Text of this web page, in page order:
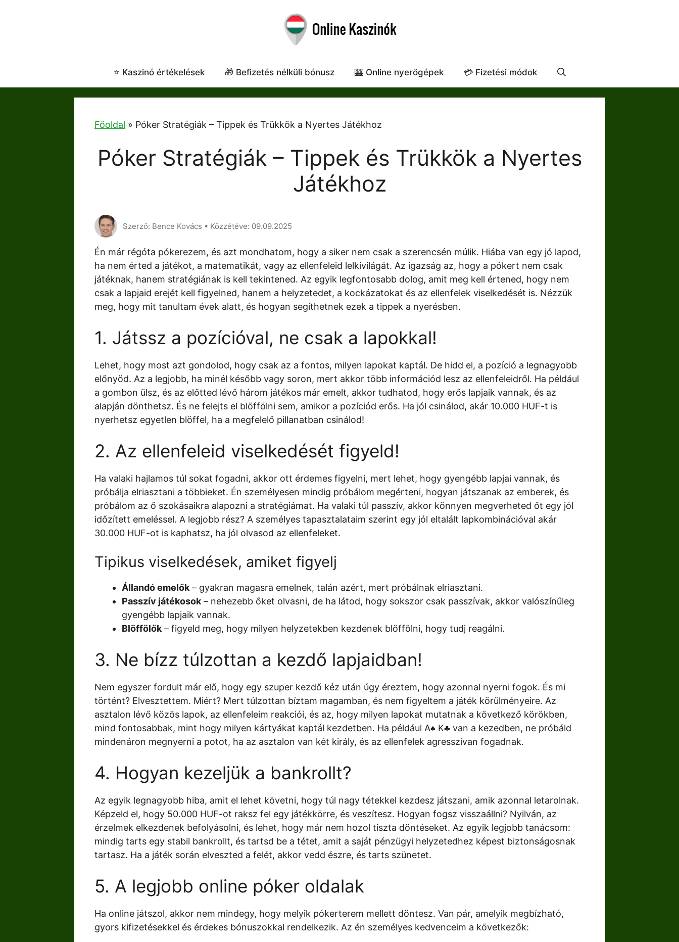
⭐ Kaszinó értékelések 🎁 Befizetés nélküli bónusz 🎰 Online nyerőgépek 💳 Fizetési módok
Főoldal » Póker Stratégiák – Tippek és Trükkök a Nyertes Játékhoz
Póker Stratégiák – Tippek és Trükkök a Nyertes
Játékhoz
Szerző: Bence Kovács • Közzétéve: 09.09.2025
Én már régóta pókerezem, és azt mondhatom, hogy a siker nem csak a szerencsén múlik. Hiába van egy jó lapod,
ha nem érted a játékot, a matematikát, vagy az ellenfeleid lelkivilágát. Az igazság az, hogy a pókert nem csak
játéknak, hanem stratégiának is kell tekintened. Az egyik legfontosabb dolog, amit meg kell értened, hogy nem
csak a lapjaid erejét kell figyelned, hanem a helyzetedet, a kockázatokat és az ellenfelek viselkedését is. Nézzük
meg, hogy mit tanultam évek alatt, és hogyan segíthetnek ezek a tippek a nyerésben.
1. Játssz a pozícióval, ne csak a lapokkal!
Lehet, hogy most azt gondolod, hogy csak az a fontos, milyen lapokat kaptál. De hidd el, a pozíció a legnagyobb
előnyöd. Az a legjobb, ha minél később vagy soron, mert akkor több információd lesz az ellenfeleidről. Ha például
a gombon ülsz, és az előtted lévő három játékos már emelt, akkor tudhatod, hogy erős lapjaik vannak, és az
alapján dönthetsz. És ne felejts el blöffölni sem, amikor a pozíciód erős. Ha jól csinálod, akár 10.000 HUF-t is
nyerhetsz egyetlen blöffel, ha a megfelelő pillanatban csinálod!
2. Az ellenfeleid viselkedését figyeld!
Ha valaki hajlamos túl sokat fogadni, akkor ott érdemes figyelni, mert lehet, hogy gyengébb lapjai vannak, és
próbálja elriasztani a többieket. Én személyesen mindig próbálom megérteni, hogyan játszanak az emberek, és
próbálom az ő szokásaikra alapozni a stratégiámat. Ha valaki túl passzív, akkor könnyen megverheted őt egy jól
időzített emeléssel. A legjobb rész? A személyes tapasztalataim szerint egy jól eltalált lapkombinációval akár
30.000 HUF-ot is kaphatsz, ha jól olvasod az ellenfeleket.
Tipikus viselkedések, amiket figyelj
Állandó emelők – gyakran magasra emelnek, talán azért, mert próbálnak elriasztani.
Passzív játékosok – nehezebb őket olvasni, de ha látod, hogy sokszor csak passzívak, akkor valószínűleg
gyengébb lapjaik vannak.
Blöffölők – figyeld meg, hogy milyen helyzetekben kezdenek blöffölni, hogy tudj reagálni.
3. Ne bízz túlzottan a kezdő lapjaidban!
Nem egyszer fordult már elő, hogy egy szuper kezdő kéz után úgy éreztem, hogy azonnal nyerni fogok. És mi
történt? Elvesztettem. Miért? Mert túlzottan bíztam magamban, és nem figyeltem a játék körülményeire. Az
asztalon lévő közös lapok, az ellenfeleim reakciói, és az, hogy milyen lapokat mutatnak a következő körökben,
mind fontosabbak, mint hogy milyen kártyákat kaptál kezdetben. Ha például A♠ K♣ van a kezedben, ne próbáld
mindenáron megnyerni a potot, ha az asztalon van két király, és az ellenfelek agresszívan fogadnak.
4. Hogyan kezeljük a bankrollt?
Az egyik legnagyobb hiba, amit el lehet követni, hogy túl nagy tétekkel kezdesz játszani, amik azonnal letarolnak.
Képzeld el, hogy 50.000 HUF-ot raksz fel egy játékkörre, és veszítesz. Hogyan fogsz visszaállni? Nyilván, az
érzelmek elkezdenek befolyásolni, és lehet, hogy már nem hozol tiszta döntéseket. Az egyik legjobb tanácsom:
mindig tarts egy stabil bankrollt, és tartsd be a tétet, amit a saját pénzügyi helyzetedhez képest biztonságosnak
tartasz. Ha a játék során elveszted a felét, akkor vedd észre, és tarts szünetet.
5. A legjobb online póker oldalak
Ha online játszol, akkor nem mindegy, hogy melyik pókerterem mellett döntesz. Van pár, amelyik megbízható,
gyors kifizetésekkel és érdekes bónuszokkal rendelkezik. Az én személyes kedvenceim a következők: